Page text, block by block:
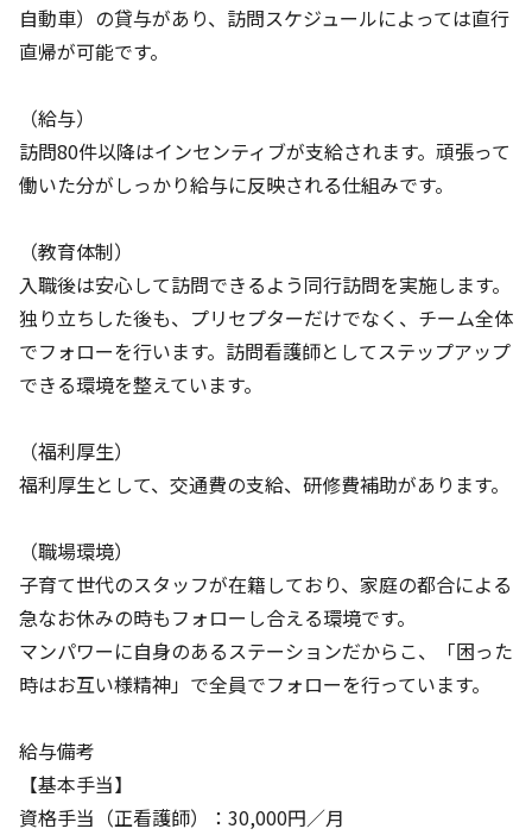
自動車）の貸与があり、訪問スケジュールによっては直行
直帰が可能です。
（給与）
訪問80件以降はインセンティブが支給されます。頑張って
働いた分がしっかり給与に反映される仕組みです。
（教育体制）
入職後は安心して訪問できるよう同行訪問を実施します。
独り立ちした後も、プリセプターだけでなく、チーム全体
でフォローを行います。訪問看護師としてステップアップ
できる環境を整えています。
（福利厚生）
福利厚生として、交通費の支給、研修費補助があります。
（職場環境）
子育て世代のスタッフが在籍しており、家庭の都合による
急なお休みの時もフォローし合える環境です。
マンパワーに自身のあるステーションだからこ、「困った
時はお互い様精神」で全員でフォローを行っています。
給与備考
【基本手当】
資格手当（正看護師）：30,000円／月